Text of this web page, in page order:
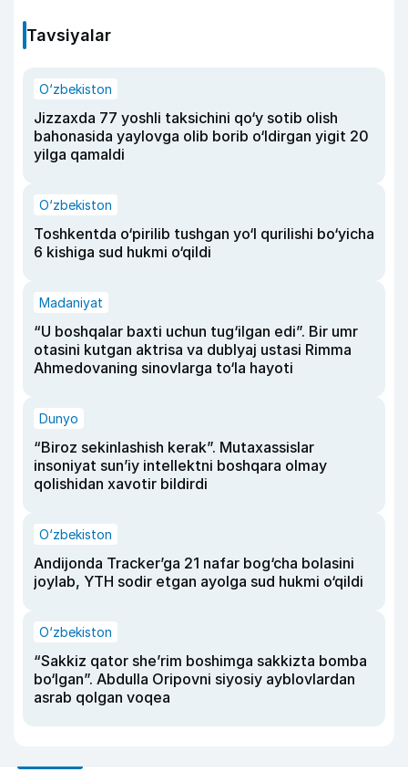
Tavsiyalar
O‘zbekiston
Jizzaxda 77 yoshli taksichini qo‘y sotib olish
bahonasida yaylovga olib borib o‘ldirgan yigit 20
yilga qamaldi
O‘zbekiston
Toshkentda o‘pirilib tushgan yo‘l qurilishi bo‘yicha
6 kishiga sud hukmi o‘qildi
Madaniyat
“U boshqalar baxti uchun tug‘ilgan edi”. Bir umr
otasini kutgan aktrisa va dublyaj ustasi Rimma
Ahmedovaning sinovlarga to‘la hayoti
Dunyo
“Biroz sekinlashish kerak”. Mutaxassislar
insoniyat sun’iy intellektni boshqara olmay
qolishidan xavotir bildirdi
O‘zbekiston
Andijonda Tracker’ga 21 nafar bog‘cha bolasini
joylab, YTH sodir etgan ayolga sud hukmi o‘qildi
O‘zbekiston
“Sakkiz qator she’rim boshimga sakkizta bomba
bo‘lgan”. Abdulla Oripovni siyosiy ayblovlardan
asrab qolgan voqea